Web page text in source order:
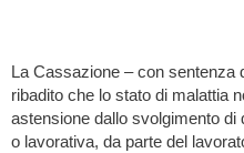
La Cassazione – con sentenza
ribadito che lo stato di malattia
astensione dallo svolgimento di
o lavorativa, da parte del